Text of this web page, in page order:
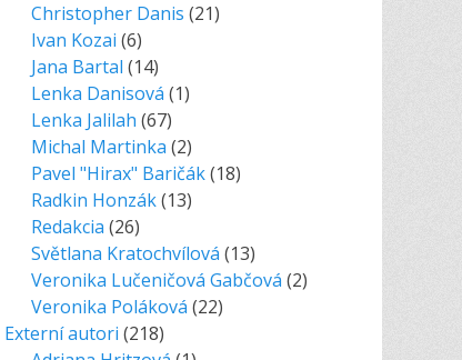
Christopher Danis (21)
Ivan Kozai (6)
Jana Bartal (14)
Lenka Danisová (1)
Lenka Jalilah (67)
Michal Martinka (2)
Pavel "Hirax" Baričák(18)
Radkin Honzák(13)
Redakcia (26)
Světlana Kratochvílová (13)
Veronika Lučeničová Gabčová (2)
Veronika Poláková (22)
Externí autori (218)